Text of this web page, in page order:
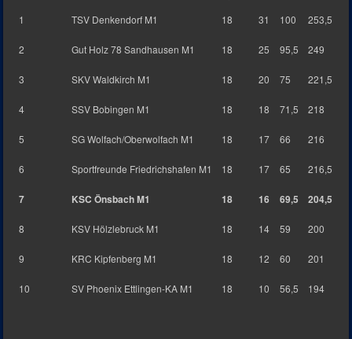
1 TSV Denkendorf M1 18 31 100 253,5
2 Gut Holz 78 Sandhausen M1 18 25 95,5 249
3 SKV Waldkirch M1 18 20 75 221,5
4 SSV Bobingen M1 18 18 71,5 218
5 SG Wolfach/Oberwolfach M1 18 17 66 216
6 Sportfreunde Friedrichshafen M1 18 17 65 216,5
7 KSC Önsbach M1 18 16 69,5 204,5
8 KSV Hölzlebruck M1 18 14 59 200
9 KRC Kipfenberg M1 18 12 60 201
10 SV Phoenix Ettlingen-KA M1 18 10 56,5 194